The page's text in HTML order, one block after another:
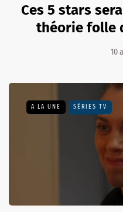
Ces 5 stars
théorie folle
10
A LA UNE SÉRIES TV